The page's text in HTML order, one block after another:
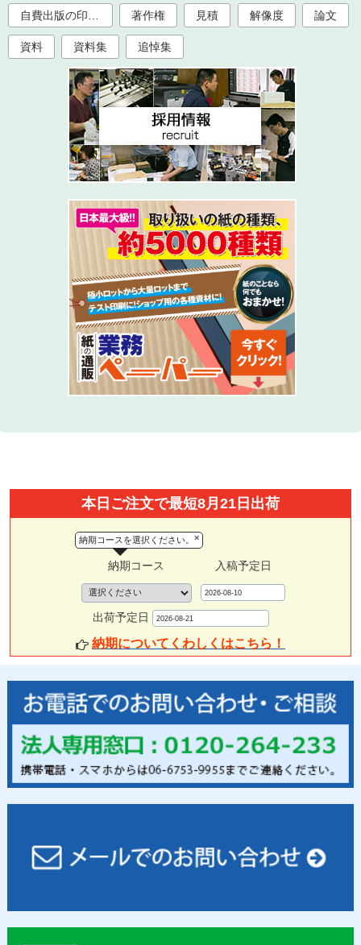
自費出版の印刷製本 著作権 見積 解像度 論文
資料 資料集 追悼集
本日ご注文で最短8月21日出荷
×
納期コースを選択ください。
納期コース 入稿予定日
出荷予定日
納期についてくわしくはこちら！